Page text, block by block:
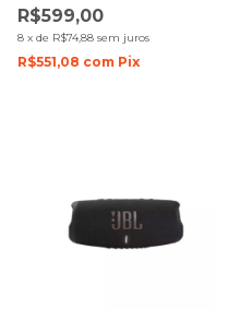
R$599,00
8 x de R$74,88 sem juros
R$551,08 com Pix